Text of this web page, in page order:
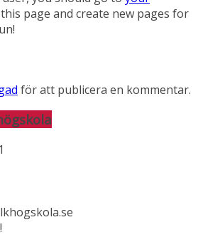
page and create new pages for
för att publicera en kommentar.